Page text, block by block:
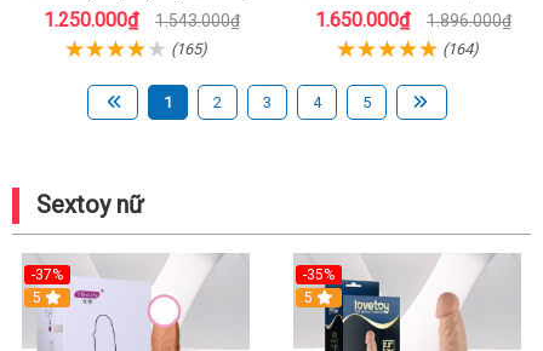
tăng khoái cảm
1.250.000₫ 1.543.000₫
(165)
thích tối đa
1.650.000₫ 1.896.000₫
(164)
1 2 3 4 5
Sextoy nữ
-37%
5
-35%
5